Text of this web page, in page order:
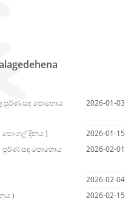
පූර්ණ සඳ පොහොය
2026-01-03
පොංගල් දිනය )
2026-01-15
පූර්ණ සඳ පොහොය
2026-02-01
2026-02-04
)
2026-02-15